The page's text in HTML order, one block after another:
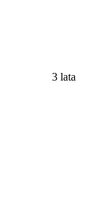
3 lata